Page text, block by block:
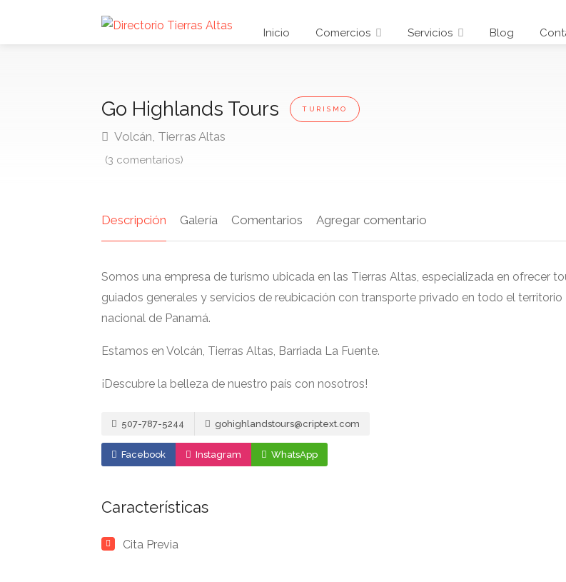
Inicio Comercios Servicios Blog
Go Highlands Tours TURISMO
Volcán, Tierras Altas
(3 comentarios)
Descripción Galería Comentarios Agregar comentario
Somos una empresa de turismo ubicada en las Tierras Altas, especializada en ofrecer
guiados generales y servicios de reubicación con transporte privado en todo el territorio
nacional de Panamá.
Estamos en Volcán, Tierras Altas, Barriada La Fuente.
¡Descubre la belleza de nuestro país con nosotros!
507-787-5244 gohighlandstours@criptext.com
Facebook Instagram WhatsApp
Características
Cita Previa